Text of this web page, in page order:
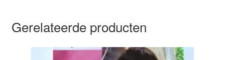
Gerelateerde producten